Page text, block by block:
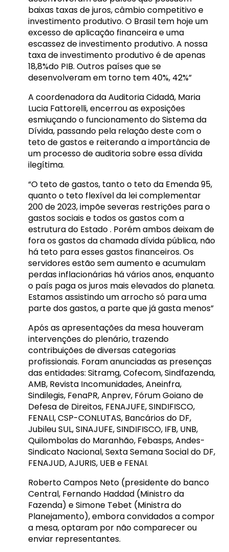
baixas taxas de juros, câmbio competitivo e
investimento produtivo. O Brasil tem hoje um
excesso de aplicação financeira e uma
escassez de investimento produtivo. A nossa
taxa de investimento produtivo é de apenas
18,8%do PIB. Outros países que se
desenvolveram em torno tem 40%, 42%”
A coordenadora da Auditoria Cidadã, Maria
Lucia Fattorelli, encerrou as exposições
esmiuçando o funcionamento do Sistema da
Dívida, passando pela relação deste com o
teto de gastos e reiterando a importância de
um processo de auditoria sobre essa dívida
ilegítima.
“O teto de gastos, tanto o teto da Emenda 95,
quanto o teto flexível da lei complementar
200 de 2023, impõe severas restrições para o
gastos sociais e todos os gastos com a
estrutura do Estado . Porém ambos deixam de
fora os gastos da chamada dívida pública, não
há teto para esses gastos financeiros. Os
servidores estão sem aumento e acumulam
perdas inflacionárias há vários anos, enquanto
o país paga os juros mais elevados do planeta.
Estamos assistindo um arrocho só para uma
parte dos gastos, a parte que já gasta menos”
Após as apresentações da mesa houveram
intervenções do plenário, trazendo
contribuições de diversas categorias
profissionais. Foram anunciadas as presenças
das entidades: Sitramg, Cofecom, Sindfazenda,
AMB, Revista Incomunidades, Aneinfra,
Sindilegis, FenaPR, Anprev, Fórum Goiano de
Defesa de Direitos, FENAJUFE, SINDIFISCO,
FENALI, CSP-CONLUTAS, Bancários do DF,
Jubileu SUL, SINAJUFE, SINDIFISCO, IFB, UNB,
Quilombolas do Maranhão, Febasps, Andes-
Sindicato Nacional, Sexta Semana Social do DF,
FENAJUD, AJURIS, UEB e FENAI.
Roberto Campos Neto (presidente do banco
Central, Fernando Haddad (Ministro da
Fazenda) e Simone Tebet (Ministra do
Planejamento), embora convidados a compor
a mesa, optaram por não comparecer ou
enviar representantes.